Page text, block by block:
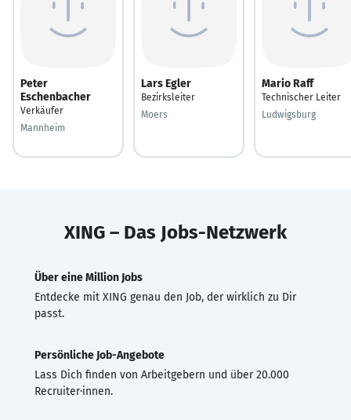
Peter
Eschenbacher
Verkäufer
Mannheim
Lars Egler
Bezirksleiter
Moers
Mario Raff
Technischer Leiter
Ludwigsburg
XING – Das Jobs-Netzwerk
Über eine Million Jobs
Entdecke mit XING genau den Job, der wirklich zu Dir
passt.
Persönliche Job-Angebote
Lass Dich finden von Arbeitgebern und über 20.000
Recruiter·innen.